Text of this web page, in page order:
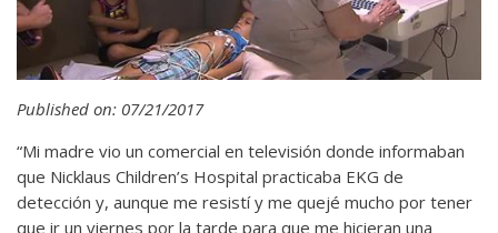
Published on: 07/21/2017
“Mi madre vio un comercial en televisión donde informaban
que Nicklaus Children’s Hospital practicaba EKG de
detección y, aunque me resistí y me quejé mucho por tener
que ir un viernes por la tarde para que me hicieran una